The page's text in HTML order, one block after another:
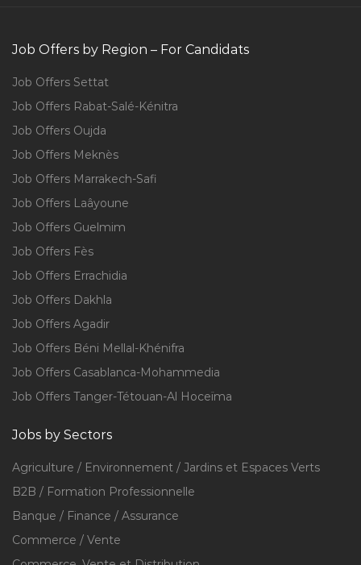
Job Offers by Region – For Candidats
Job Offers Settat
Job Offers Rabat-Salé-Kénitra
Job Offers Oujda
Job Offers Meknès
Job Offers Marrakech-Safi
Job Offers Laâyoune
Job Offers Guelmim
Job Offers Fès
Job Offers Errachidia
Job Offers Dakhla
Job Offers Agadir
Job Offers Béni Mellal-Khénifra
Job Offers Casablanca-Mohammedia
Job Offers Tanger-Tétouan-Al Hoceïma
Jobs by Sectors
Agriculture / Environnement / Jardins et Espaces Verts
B2B / Formation Professionnelle
Banque / Finance / Assurance
Commerce / Vente